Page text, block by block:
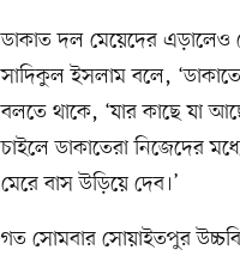
ডাকাত দল মেয়েদের এড়ালেও
সাদিকুল ইসলাম বলে,
বলতে থাকে, ‘যার কাছে যা
চাইলে ডাকাতেরা নিজেদের
মেরে বাস উড়িয়ে দেব।’
গত সোমবার সোয়াইতপুর